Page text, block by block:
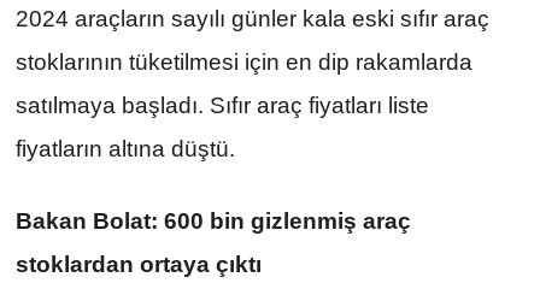
2024 araçların sayılı günler kala eski sıfır araç
stoklarının tüketilmesi için en dip rakamlarda
satılmaya başladı. Sıfır araç fiyatları liste
fiyatların altına düştü.
Bakan Bolat: 600 bin gizlenmiş araç
stoklardan ortaya çıktı